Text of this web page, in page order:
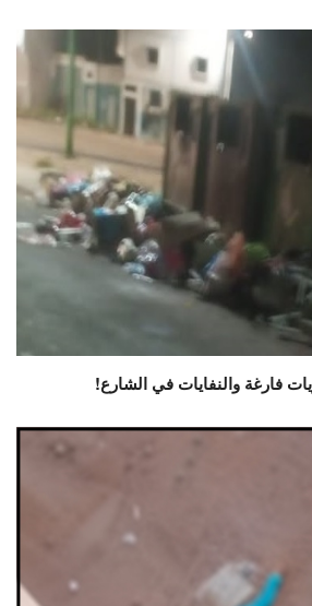
فارغة والنفايات في الشارع!